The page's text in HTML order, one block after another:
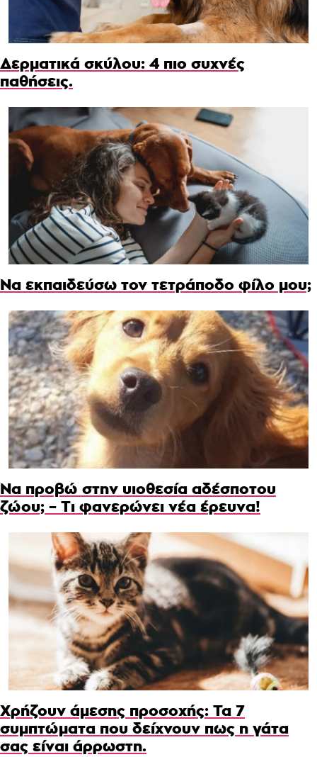
Δερματικά σκύλου: 4 πιο συχνές
παθήσεις.
Να εκπαιδεύσω τον τετράποδο φίλο μου;
Να προβώ στην υιοθεσία αδέσποτου
ζώου; – Τι φανερώνει νέα έρευνα!
Χρήζουν άμεσης προσοχής: Τα 7
συμπτώματα που δείχνουν πως η γάτα
σας είναι άρρωστη.